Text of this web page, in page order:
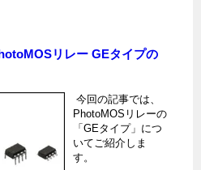
リレー GEタイプの
今回の記事では、
PhotoMOSリレーの
「GEタイプ」につ
いてご紹介しま
す。